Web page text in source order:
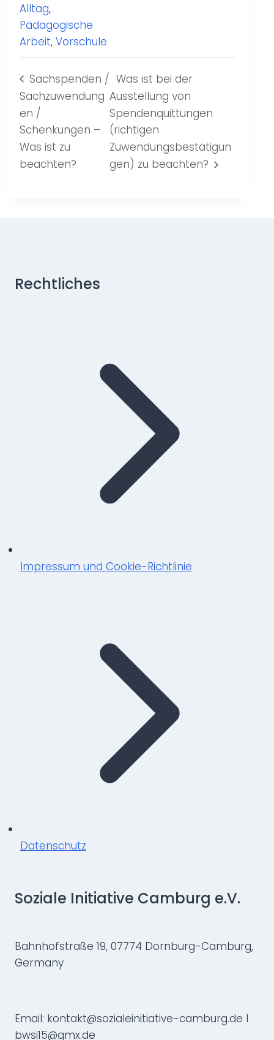
Alltag,
Pädagogische
Arbeit, Vorschule
Sachspenden /
Sachzuwendung
en /
Schenkungen –
Was ist zu
beachten?
Was ist bei der
Ausstellung von
Spendenquittungen
(richtigen
Zuwendungsbestätigun
gen) zu beachten?
Rechtliches
Impressum und Cookie-Richtlinie
Datenschutz
Soziale Initiative Camburg e.V.
Bahnhofstraße 19, 07774 Dornburg-Camburg,
Germany
Email: kontakt@sozialeinitiative-camburg.de I
bwsi15@gmx.de